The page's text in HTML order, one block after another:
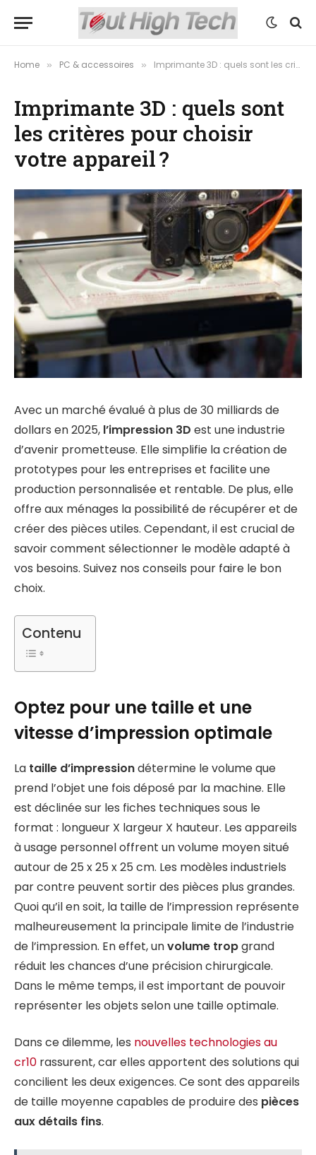
Home » PC & accessoires » Imprimante 3D : quels sont les critères pour choisir votre appareil ?
Imprimante 3D : quels sont
les critères pour choisir
votre appareil ?
Avec un marché évalué à plus de 30 milliards de
dollars en 2025, l’impression 3D est une industrie
d’avenir prometteuse. Elle simplifie la création de
prototypes pour les entreprises et facilite une
production personnalisée et rentable. De plus, elle
offre aux ménages la possibilité de récupérer et de
créer des pièces utiles. Cependant, il est crucial de
savoir comment sélectionner le modèle adapté à
vos besoins. Suivez nos conseils pour faire le bon
choix.
Contenu
Optez pour une taille et une
vitesse d’impression optimale
La taille d’impressiondétermine le volume que
prend l’objet une fois déposé par la machine. Elle
est déclinée sur les fiches techniques sous le
format : longueur X largeur X hauteur. Les appareils
à usage personnel offrent un volume moyen situé
autour de 25 x 25 x 25 cm. Les modèles industriels
par contre peuvent sortir des pièces plus grandes.
Quoi qu’il en soit, la taille de l’impression représente
malheureusement la principale limite de l’industrie
de l’impression. En effet, unvolume tropgrand
réduit les chances d’une précision chirurgicale.
Dans le même temps, il est important de pouvoir
représenter les objets selon une taille optimale.
Dans ce dilemme, les nouvelles technologies au
cr10 rassurent, car elles apportent des solutions qui
concilient les deux exigences. Ce sont des appareils
de taille moyenne capables de produire des pièces
aux détails fins.